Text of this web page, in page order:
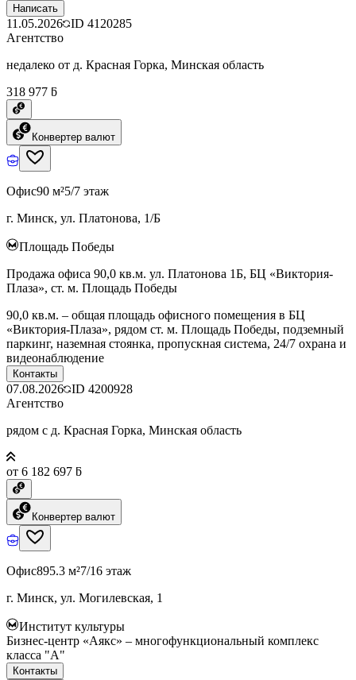
Написать
11.05.2026 ID 4120285
Агентство
недалеко от д. Красная Горка, Минская область
318 977 ƃ
Конвертер валют
Офис90 м²5/7 этаж
г. Минск, ул. Платонова, 1/Б
Площадь Победы
Продажа офиса 90,0 кв.м. ул. Платонова 1Б, БЦ «Виктория-
Плаза», ст. м. Площадь Победы
90,0 кв.м. – общая площадь офисного помещения в БЦ
«Виктория-Плаза», рядом ст. м. Площадь Победы, подземный
паркинг, наземная стоянка, пропускная система, 24/7 охрана и
видеонаблюдение
Контакты
07.08.2026 ID 4200928
Агентство
рядом с д. Красная Горка, Минская область
от 6 182 697 ƃ
Конвертер валют
Офис895.3 м²7/16 этаж
г. Минск, ул. Могилевская, 1
Институт культуры
Бизнес-центр «Аякс» – многофункциональный комплекс
класса "А"
Контакты